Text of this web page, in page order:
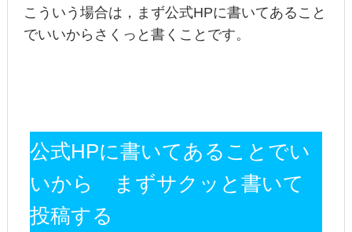
こういう場合は，まず公式HPに書いてあること
でいいからさくっと書くことです。
公式HPに書いてあることでい
いから まずサクッと書いて
投稿する